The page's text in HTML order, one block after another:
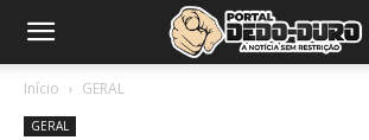
Início GERAL
GERAL